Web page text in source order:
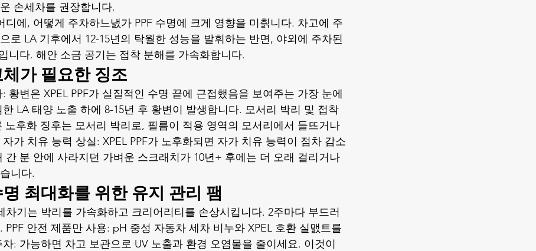
손세차를 권장합니다.
디에, 어떻게 주차하느냀가 PPF 수명에 크게 영향을 미칅니다. 차고에 주
로 LA 기후에서 12-15년의 탁월한 성능을 발휘하는 반면, 야외에 주차된
니다. 해안 소금 공기는 접착 분해를 가속화합니다.
체가 필요한 징조
황변은 XPEL PPF가 실질적인 수명 끝에 근접했음을 보여주는 가장 눈에
LA 태양 노출 하에 8-15년 후 황변이 발생합니다. 모서리 박리 및 접착
노후화 징후는 모서리 박리로, 필름이 적용 영역의 모서리에서 들뜨거나
가 치유 능력 상실: XPEL PPF가 노후화되면 자가 치유 능력이 점차 감소
간 분 안에 사라지던 가벼운 스크래치가 10년+ 후에는 더 오래 걸리거나
니다.
명 최대화를 위한 유지 관리 팸
차기는 박리를 가속화하고 크리어리티를 손상시킵니다. 2주마다 부드러
PPF 안전 제품만 사용: pH 중성 자동차 세차 비누와 XPEL 호환 실맰트를
: 가능하면 차고 보관으로 UV 노출과 환경 오염물을 줄이세요. 이것이